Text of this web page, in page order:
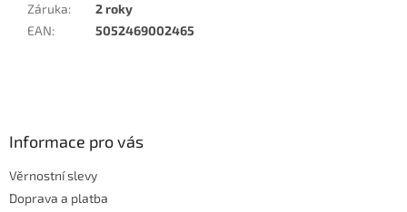
Záruka:
2 roky
EAN: 5052469002465
Informace pro vás
Věrnostní slevy
Doprava a platba